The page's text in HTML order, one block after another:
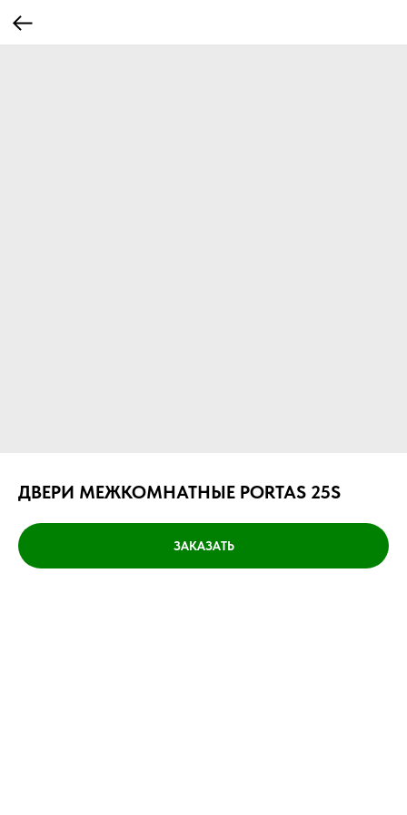
ДВЕРИ МЕЖКОМНАТНЫЕ PORTAS 25S
ЗАКАЗАТЬ